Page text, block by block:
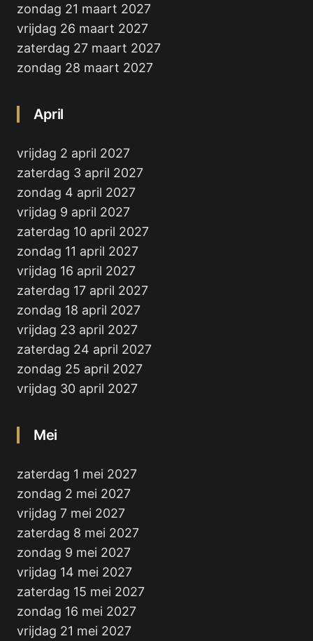
zondag 21 maart 2027
vrijdag 26 maart 2027
zaterdag 27 maart 2027
zondag 28 maart 2027
April
vrijdag 2 april 2027
zaterdag 3 april 2027
zondag 4 april 2027
vrijdag 9 april 2027
zaterdag 10 april 2027
zondag 11 april 2027
vrijdag 16 april 2027
zaterdag 17 april 2027
zondag 18 april 2027
vrijdag 23 april 2027
zaterdag 24 april 2027
zondag 25 april 2027
vrijdag 30 april 2027
Mei
zaterdag 1 mei 2027
zondag 2 mei 2027
vrijdag 7 mei 2027
zaterdag 8 mei 2027
zondag 9 mei 2027
vrijdag 14 mei 2027
zaterdag 15 mei 2027
zondag 16 mei 2027
vrijdag 21 mei 2027